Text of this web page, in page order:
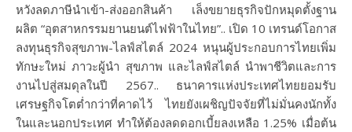
หวังลดภาษีนำเข้า-ส่งออกสินค้า เล็งขยายธุรกิจปักหมุดตั้งฐาน
ผลิต “อุตสาหกรรมยานยนต์ไฟฟ้าในไทย”.. เปิด 10 เทรนด์โอกาส
ลงทุนธุรกิจสุขภาพ-ไลฟ์สไตล์ 2024 หนุนผู้ประกอบการไทยเพิ่ม
ทักษะใหม่ ภาวะผู้นำ สุขภาพ และไลฟ์สไตล์ นำพาชีวิตและการ
งานไปสู่สมดุลในปี 2567.. ธนาคารแห่งประเทศไทยยอมรับ
เศรษฐกิจโตต่ำกว่าที่คาดไว้ ไทยยังเผชิญปัจจัยที่ไม่มั่นคงนักทั้ง
ในและนอกประเทศ ทำให้ต้องลดดอกเบี้ยลงเหลือ 1.25% เมื่อต้น